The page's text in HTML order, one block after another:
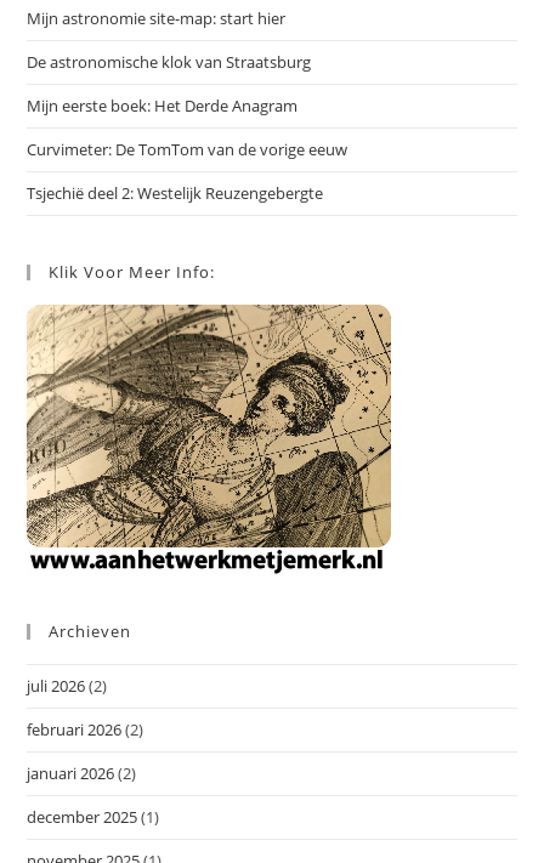
Mijn astronomie site-map: start hier
De astronomische klok van Straatsburg
Mijn eerste boek: Het Derde Anagram
Curvimeter: De TomTom van de vorige eeuw
Tsjechië deel 2: Westelijk Reuzengebergte
Klik Voor Meer Info:
Archieven
juli 2026(2)
februari 2026(2)
januari 2026(2)
december 2025(1)